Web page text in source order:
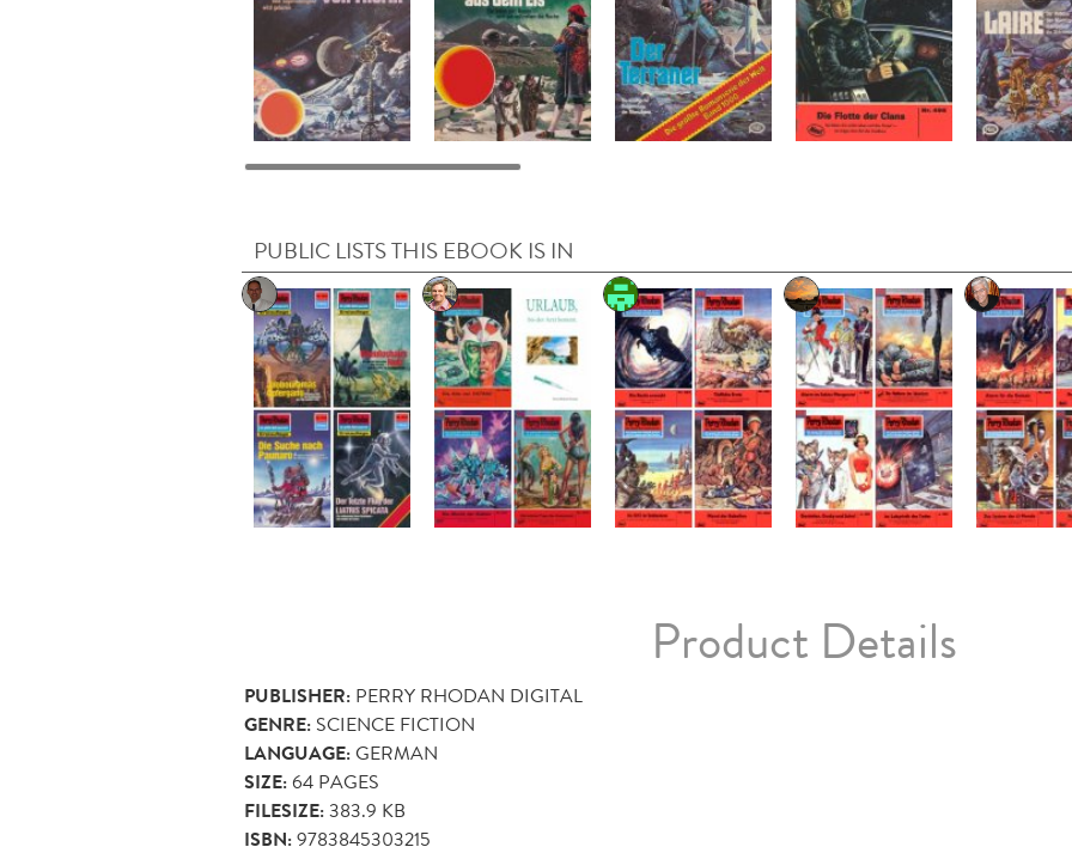
PUBLIC LISTS THIS EBOOK IS IN
Product Details
PUBLISHER: PERRY RHODAN DIGITAL
GENRE: SCIENCE FICTION
LANGUAGE:GERMAN
SIZE:64 PAGES
FILESIZE:383.9 KB
ISBN:9783845303215